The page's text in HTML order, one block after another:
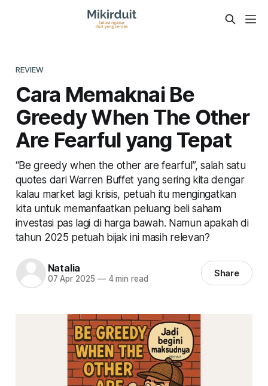
REVIEW
Cara Memaknai Be
Greedy When The Other
Are Fearful yang Tepat
“Be greedy when the other are fearful”, salah satu
quotes dari Warren Buffet yang sering kita dengar
kalau market lagi krisis, petuah itu mengingatkan
kita untuk memanfaatkan peluang beli saham
investasi pas lagi di harga bawah. Namun apakah di
tahun 2025 petuah bijak ini masih relevan?
Natalia
07 Apr 2025 —4 min read Share